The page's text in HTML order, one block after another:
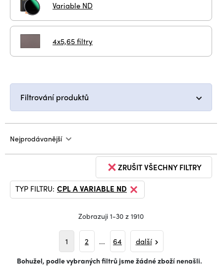
Variable ND
4x5,65 filtry
Filtrování produktů
Nejprodávanější
ZRUŠIT VŠECHNY FILTRY
TYP FILTRU: CPL A VARIABLE ND
Zobrazuji 1-30 z 1910
1 2 ... 64 další
Bohužel, podle vybraných filtrů jsme žádné zboží nenašli.